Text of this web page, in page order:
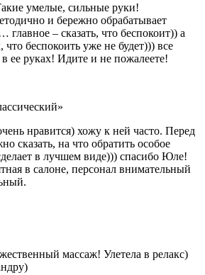
умелые, сильные руки!
и бережно обрабатывает
– сказать, что беспокоит)) а
что беспокоить уже не будет))) все
ее руках! Идите и не пожалеете!
нравится) хожу к ней часто. Перед
сказать, на что обратить особое
в лучшем виде))) спасибо Юле!
в салоне, персонал внимательный
массаж! Улетела в релакс)